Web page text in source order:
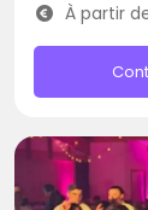
À partir